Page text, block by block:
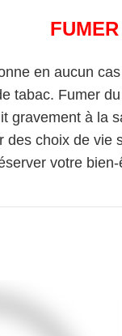
en aucun
tabac. Fumer
gravement à la
des choix de vie
votre